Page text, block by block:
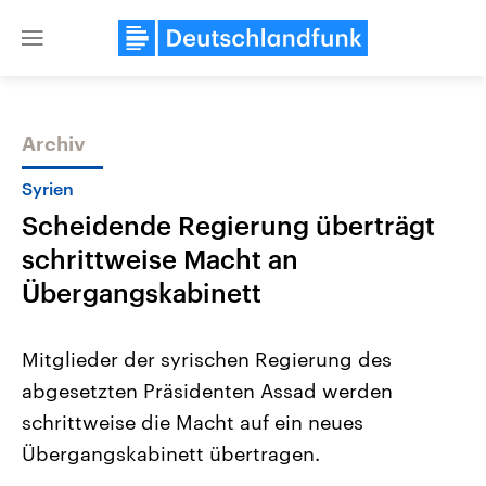
Close
Themen
2026
Alle Informationen
Sachsen-Anhalt wählt am 6.
September 2026 einen neuen
Landtag. Seit 2021 wird das
Aktuelle Beiträge,
Wirtschaftlich und
gehören die Vereinigten
den mächtigsten Ländern
Archiv
Syrien
Scheidende Regierung überträgt
schrittweise Macht an
Übergangskabinett
Mitglieder der syrischen Regierung des
abgesetzten Präsidenten Assad werden
schrittweise die Macht auf ein neues
Übergangskabinett übertragen.